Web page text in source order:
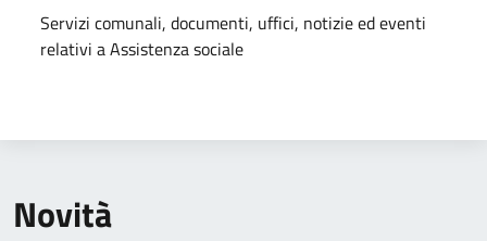
Dettagli della notizia
Servizi comunali, documenti, uffici, notizie ed eventi
relativi a Assistenza sociale
Novità